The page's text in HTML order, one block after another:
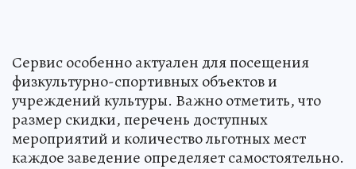
Сервис особенно актуален для посещения
физкультурно-спортивных объектов и
учреждений культуры. Важно отметить, что
размер скидки, перечень доступных
мероприятий и количество льготных мест
каждое заведение определяет самостоятельно.